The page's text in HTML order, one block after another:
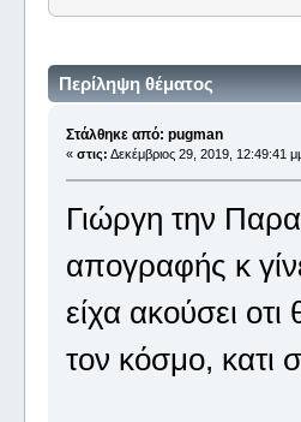
Περίληψη θέματος
Στάλθηκε από: pugman
« στις: Δεκέμβριος 29, 2019, 12:49:41
Γιώργη την
απογραφής κ
είχα ακούσει
τον κόσμο, κατι